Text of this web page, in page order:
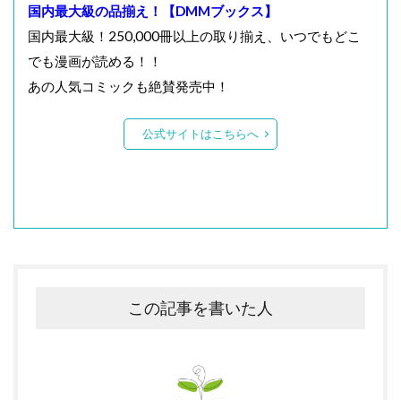
国内最大級の品揃え！【DMMブックス】
国内最大級！250,000冊以上の取り揃え、いつでもどこ
でも漫画が読める！！
あの人気コミックも絶賛発売中！
公式サイトはこちらへ
この記事を書いた人